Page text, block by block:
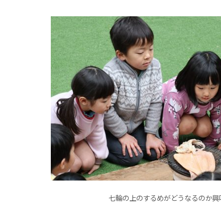
七輪の上のするめがどうなるのか